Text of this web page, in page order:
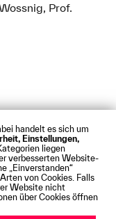
handelt es sich um
Einstellungen,
liegen
verbesserten Website-
„Einverstanden“
von Cookies. Falls
Website nicht
über Cookies öffnen
Prof.